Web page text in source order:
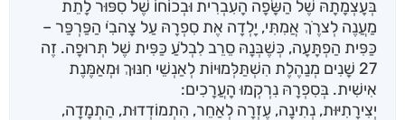
בְּעָצְמָתָהּ שֶׁל הַשָּׂפָה הָעִבְרִית וּבְכוֹחוֹ שֶׁל סִפּוּר לָתֵת
מַעֲנֶה לְצרֶֹךְ אֲמִתִּי, יָלְדָה אֶת סִפְרָהּ עַל צָהבִֹי הַפַּרְפַּר –
כַּפִּית הַפְתָּעָה, כְּשֶׁבְּנָהּ סֵרֵב לִבְלֹעַ כַּפִּית שֶׁל תְּרוּפָה. זֶה
27 שָׁנִים מְנַהֶלֶת הִשְׁתַּלְּמוּיוֹת לְאַנְשֵׁי חִנּוּךְ וּמְאַמֶּנֶת
אִישִׁית. בְּסִפְרָהּ נִרְקְמוּ הָעֲרָכִים:
יְצִירָתִיּוּת, נְתִינָה, עֶזְרָה לְאַחֵר, הִתְמוֹדְדוּת, הַתְמָדָה,